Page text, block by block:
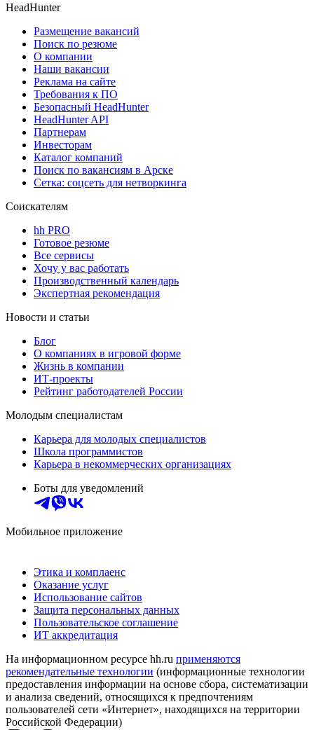
HeadHunter
Размещение вакансий
Поиск по резюме
О компании
Наши вакансии
Реклама на сайте
Требования к ПО
Безопасный HeadHunter
HeadHunter API
Партнерам
Инвесторам
Каталог компаний
Поиск по вакансиям в Арске
Сетка: соцсеть для нетворкинга
Соискателям
hh PRO
Готовое резюме
Все сервисы
Хочу у вас работать
Производственный календарь
Экспертная рекомендация
Новости и статьи
Блог
О компаниях в игровой форме
Жизнь в компании
ИТ-проекты
Рейтинг работодателей России
Молодым специалистам
Карьера для молодых специалистов
Школа программистов
Карьера в некоммерческих организациях
Боты для уведомлений
Мобильное приложение
Этика и комплаенс
Оказание услуг
Использование сайтов
Защита персональных данных
Пользовательское соглашение
ИТ аккредитация
На информационном ресурсе hh.ru применяются
рекомендательные технологии (информационные технологии
предоставления информации на основе сбора, систематизации
и анализа сведений, относящихся к предпочтениям
пользователей сети «Интернет», находящихся на территории
Российской Федерации)